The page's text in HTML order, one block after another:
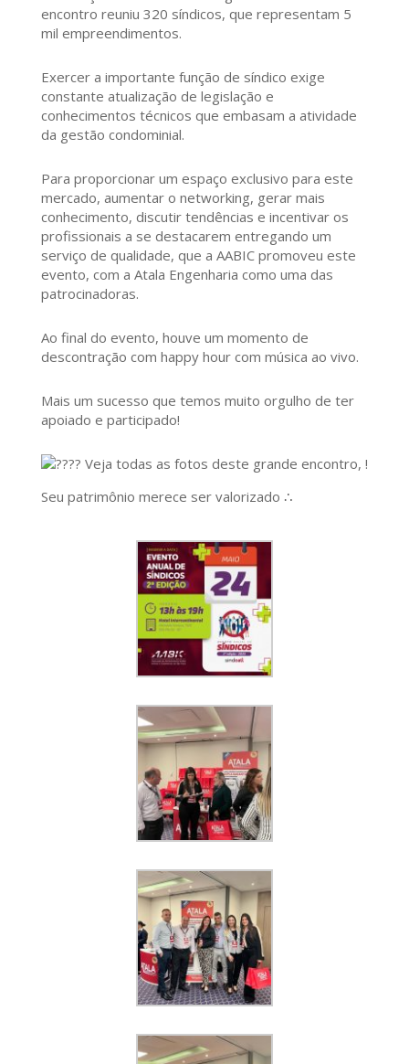
encontro reuniu 320 síndicos, que representam 5
mil empreendimentos.
Exercer a importante função de síndico exige
constante atualização de legislação e
conhecimentos técnicos que embasam a atividade
da gestão condominial.
Para proporcionar um espaço exclusivo para este
mercado, aumentar o networking, gerar mais
conhecimento, discutir tendências e incentivar os
profissionais a se destacarem entregando um
serviço de qualidade, que a AABIC promoveu este
evento, com a Atala Engenharia como uma das
patrocinadoras.
Ao final do evento, houve um momento de
descontração com happy hour com música ao vivo.
Mais um sucesso que temos muito orgulho de ter
apoiado e participado!
Veja todas as fotos deste grande encontro, !
Seu patrimônio merece ser valorizado ∴